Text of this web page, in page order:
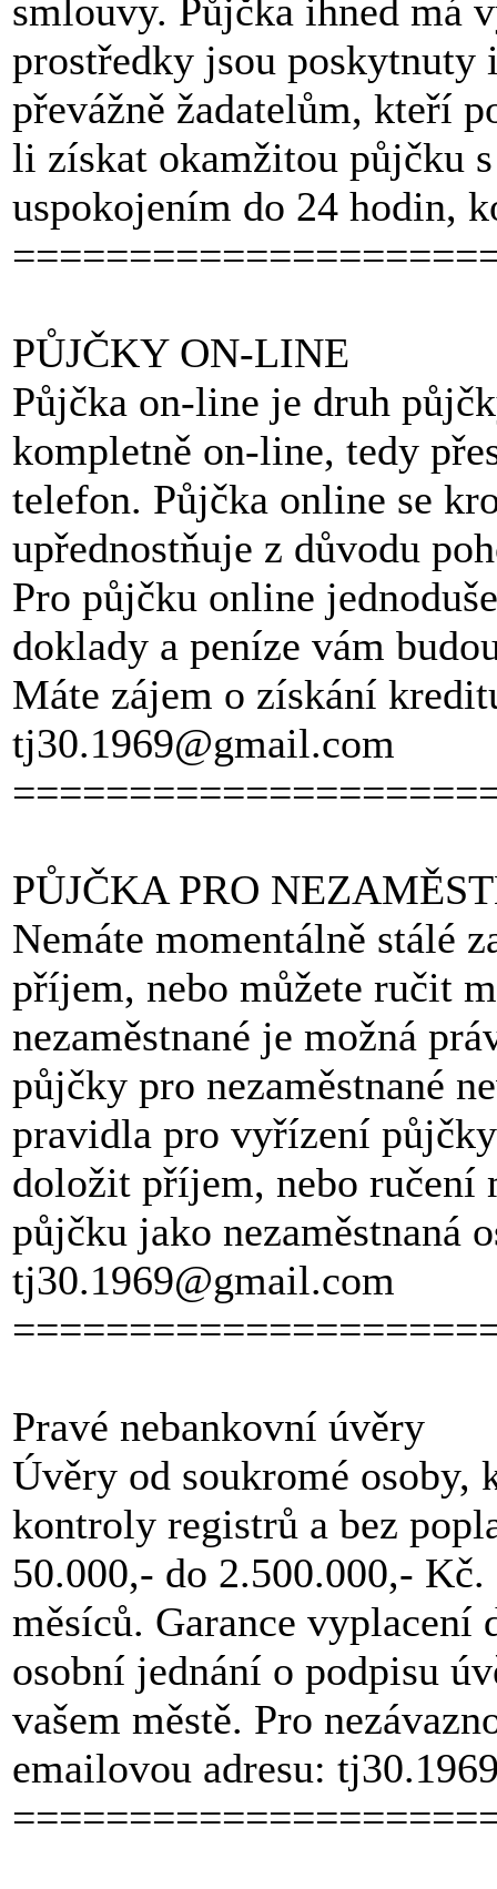
smlouvy. Půjčka ihned má
prostředky jsou poskytnuty
převážně žadatelům, kteří
li získat okamžitou půjčku
uspokojením do 24 hodin,
PŮJČKY ON-LINE
Půjčka on-line je druh
kompletně on-line, tedy
telefon. Půjčka online se
upřednostňuje z důvodu
Pro půjčku online
doklady a peníze vám
Máte zájem o získání
tj30.1969@gmail.com
PŮJČKA PRO
Nemáte momentálně stálé
příjem, nebo můžete ručit
nezaměstnané je možná
půjčky pro nezaměstnané
pravidla pro vyřízení
doložit příjem, nebo ručení
půjčku jako nezaměstnaná
tj30.1969@gmail.com
Pravé nebankovní úvěry
Úvěry od soukromé osoby,
kontroly registrů a bez
50.000,- do 2.500.000,-
měsíců. Garance vyplacení
osobní jednání o podpisu
vašem městě. Pro
emailovou adresu: